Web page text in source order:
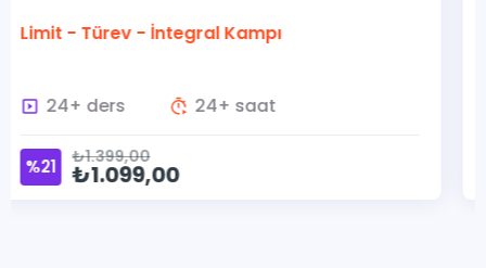
Analitik Geometri Kampı
15+ ders 15+ saat
₺1.399,00
₺1.099,00
%21